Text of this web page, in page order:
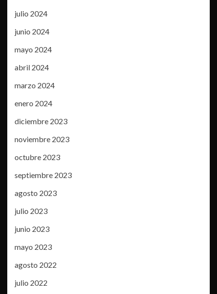
julio 2024
junio 2024
mayo 2024
abril 2024
marzo 2024
enero 2024
diciembre 2023
noviembre 2023
octubre 2023
septiembre 2023
agosto 2023
julio 2023
junio 2023
mayo 2023
agosto 2022
julio 2022